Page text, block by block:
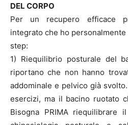
DEL CORPO
Per un recupero efficace
integrato che ho
step:
1) Riequilibrio posturale del
riportano che non hanno
addominale e pelvico già
esercizi, ma il bacino ruotato
Bisogna PRIMA riequilibrare